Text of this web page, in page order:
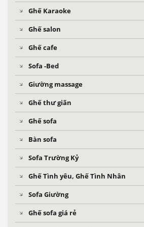
Ghế Karaoke
Ghế salon
Ghế cafe
Sofa -Bed
Giường massage
Ghế thư giãn
Ghế sofa
Bàn sofa
Sofa Trường Kỷ
Ghế Tình yêu, Ghế Tình Nhân
Sofa Giường
Ghế sofa giá rẻ